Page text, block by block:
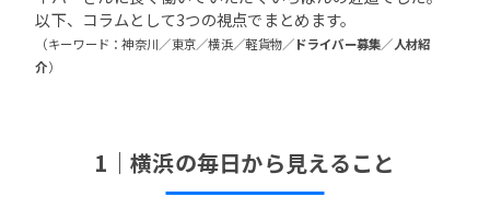
以下、コラムとして3つの視点でまとめます。
（キーワード：神奈川／東京／横浜／軽貨物／ドライバー募集／人材紹
介）
1｜横浜の毎日から見えること